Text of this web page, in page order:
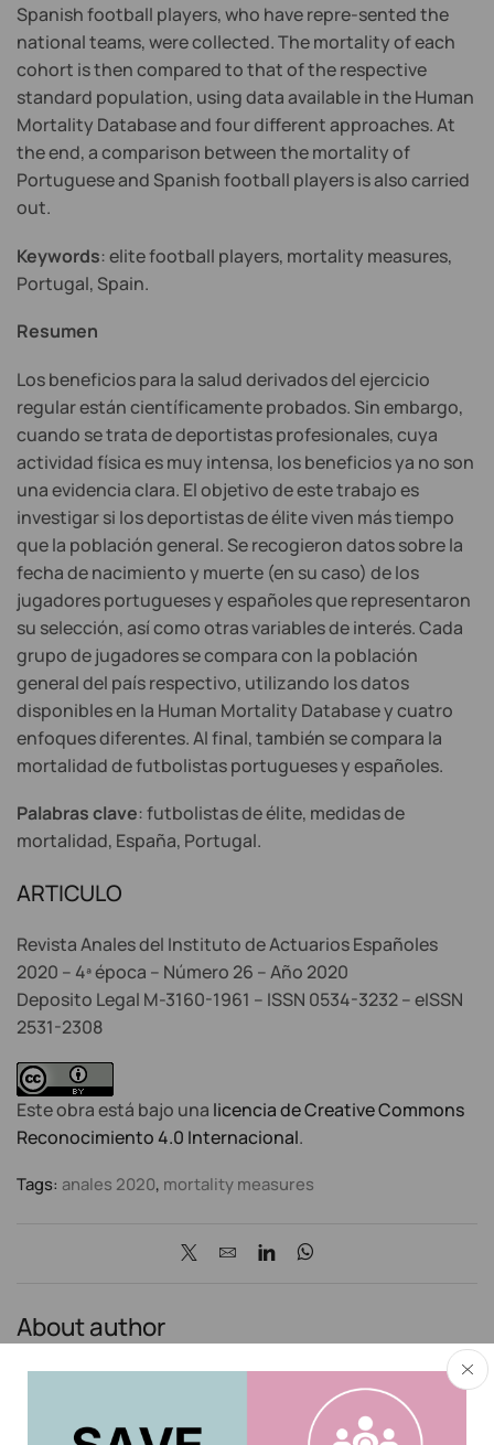
Spanish football players, who have repre-sented the
national teams, were collected. The mortality of each
cohort is then compared to that of the respective
standard population, using data available in the Human
Mortality Database and four different approaches. At
the end, a comparison between the mortality of
Portuguese and Spanish football players is also carried
out.
Keywords: elite football players, mortality measures,
Portugal, Spain.
Resumen
Los beneficios para la salud derivados del ejercicio
regular están científicamente probados. Sin embargo,
cuando se trata de deportistas profesionales, cuya
actividad física es muy intensa, los beneficios ya no son
una evidencia clara. El objetivo de este trabajo es
investigar si los deportistas de élite viven más tiempo
que la población general. Se recogieron datos sobre la
fecha de nacimiento y muerte (en su caso) de los
jugadores portugueses y españoles que representaron
su selección, así como otras variables de interés. Cada
grupo de jugadores se compara con la población
general del país respectivo, utilizando los datos
disponibles en la Human Mortality Database y cuatro
enfoques diferentes. Al final, también se compara la
mortalidad de futbolistas portugueses y españoles.
Palabras clave: futbolistas de élite, medidas de
mortalidad, España, Portugal.
ARTICULO
Revista Anales del Instituto de Actuarios Españoles
2020 – 4ª época – Número 26 – Año 2020
Deposito Legal M-3160-1961 – ISSN 0534-3232 – eISSN
2531-2308
Este obra está bajo una licencia de Creative Commons
Reconocimiento 4.0 Internacional.
Tags: anales 2020, mortality measures
About author
Oksana Mytsan
Other posts by Oksana Mytsan